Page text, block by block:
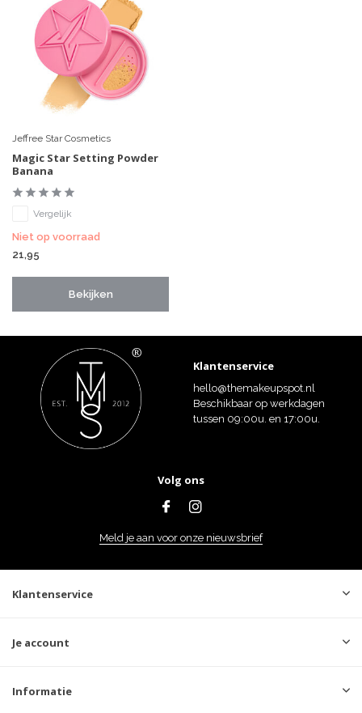
Jeffree Star Cosmetics
Magic Star Setting Powder
Banana
Vergelijk
Niet op voorraad
21,95
Bekijken
Klantenservice
hello@themakeupspot.nl
Beschikbaar op werkdagen
tussen 09:00u. en 17:00u.
Volg ons
Meld je aan voor onze nieuwsbrief
Klantenservice
Je account
Informatie